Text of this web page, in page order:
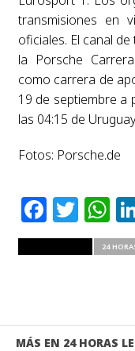
transmisiones en
oficiales. El canal
la Porsche
como carrera de
19 de septiembre a
las 04:15 de
Fotos: Porsche.de
24
MÁS EN 24 HORAS